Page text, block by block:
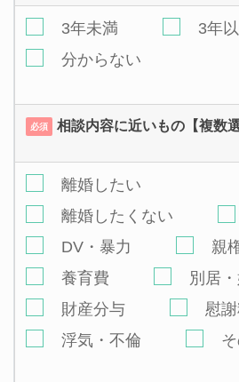
3年未満
3年
分からない
必須 相談内容に近いもの【複数選
離婚したい
離婚したくない
DV・暴力
親
養育費
別居
財産分与
慰
浮気・不倫